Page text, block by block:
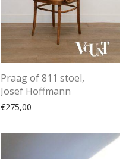
Praag of 811 stoel,
Josef Hoffmann
€275,00